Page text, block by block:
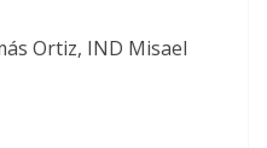
Ortiz, IND Misael